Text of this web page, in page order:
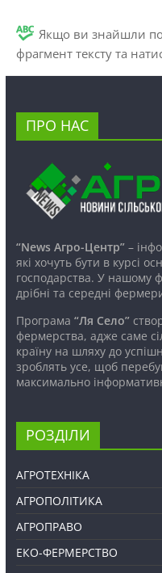
Якщо ви знайшли
фрагмент тексту та
ПРО НАС
“News Агро-Центр”–
які хочуть бути в курсі
господарства. У нашому
дрібні та середні
Програма “Ля Село”
фермерства, адже саме
країну на шляху до
зроблять усе, щоб
максимально
РОЗДІЛИ
АГРОТЕХНІКА
АГРОПОЛІТИКА
АГРОПРАВО
ЕКО-ФЕРМЕРСТВО